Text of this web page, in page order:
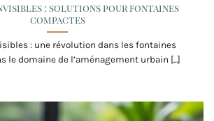
: solutions pour fontaines
compactes
: une révolution dans les fontaines
le domaine de l’aménagement urbain [...]